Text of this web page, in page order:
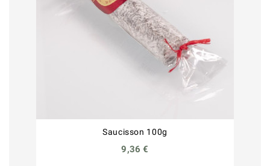
Saucisson 100g
9,36 €